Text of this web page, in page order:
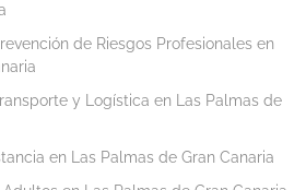
de Riesgos Profesionales en
y Logística en Las Palmas de
en Las Palmas de Gran Canaria